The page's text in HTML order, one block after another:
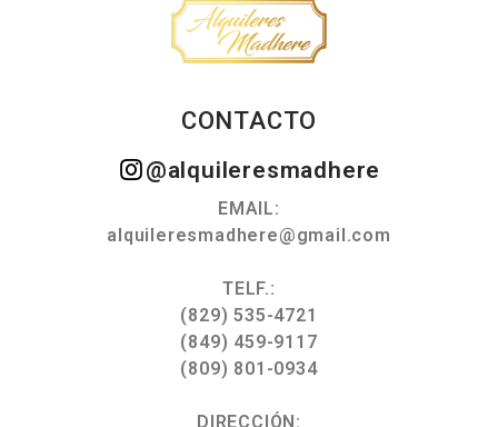
CONTACTO
@alquileresmadhere
EMAIL:
alquileresmadhere@gmail.com
TELF.:
(829) 535-4721
(849) 459-9117
(809) 801-0934
DIRECCIÓN: